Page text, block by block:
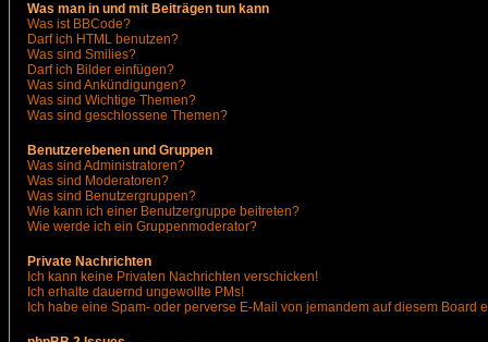
Was man in und mit Beiträgen tun kann
Was ist BBCode?
Darf ich HTML benutzen?
Was sind Smilies?
Darf ich Bilder einfügen?
Was sind Ankündigungen?
Was sind Wichtige Themen?
Was sind geschlossene Themen?
Benutzerebenen und Gruppen
Was sind Administratoren?
Was sind Moderatoren?
Was sind Benutzergruppen?
Wie kann ich einer Benutzergruppe beitreten?
Wie werde ich ein Gruppenmoderator?
Private Nachrichten
Ich kann keine Privaten Nachrichten verschicken!
Ich erhalte dauernd ungewollte PMs!
Ich habe eine Spam- oder perverse E-Mail von jemandem auf diesem Board